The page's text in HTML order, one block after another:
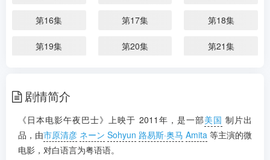
第16集 第17集 第18集
第19集 第20集 第21集
第25集
第28集 第29集 第30集
第31集
剧情简介
《日本电影午夜巴士》上映于 2011年，是一部美国 制片出
品，由市原清彦 ネーン Sohyun 路易斯·奥马 Amita 等主演的微
电影，对白语言为粤语语。